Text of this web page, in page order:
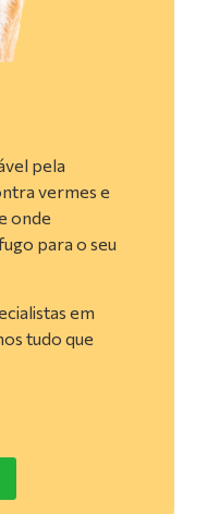
pela
vermes e
onde
para o seu
em
tudo que